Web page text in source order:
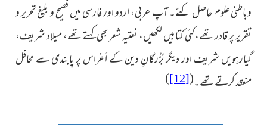
وباطنی علوم حاصل کئے۔ آپ عربی، اردو اور فارسی میں فصیح و بلیغ تحریر و
تقریر پر قادر تھے، کئی کتابیں لکھیں، نعتیہ شعر بھی کہتے تھے، میلاد شریف،
گیارہویں شریف اور دیگر بُزُرگانِ دین کے اَعْراس پر پابندی سے محافل
منعقد کرتے تھے۔(
[12]
)
_______________________